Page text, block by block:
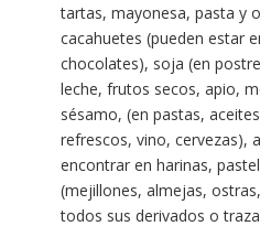
tartas, mayonesa, pasta y
cacahuetes (pueden estar
chocolates), soja (en
leche, frutos secos, apio,
sésamo, (en pastas,
refrescos, vino, cervezas),
encontrar en harinas,
(mejillones, almejas,
todos sus derivados o